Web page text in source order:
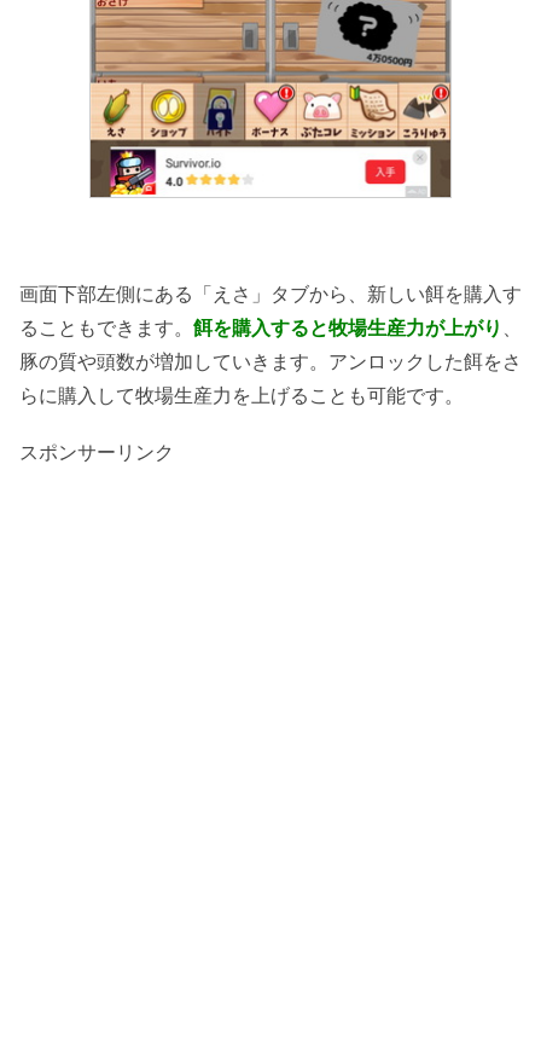
画面下部左側にある「えさ」タブから、新しい餌を購入す
ることもできます。 餌を購入すると牧場生産力が上がり
豚の質や頭数が増加していきます。アンロックした餌をさ
らに購入して牧場生産力を上げることも可能です。
スポンサーリンク